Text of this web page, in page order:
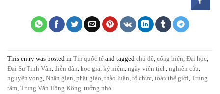
This entry was posted in Tin quốc tế and tagged chủ đề, cống hiến, Đại học,
Đại Sư Tinh Vân, diễn đàn, học giả, kỷ niệm, ngày viên tịch, nghiên cứu,
nguyện vọng, Nhân gian, phật giáo, thảo luận, tổ chức, toàn thế giới, Trung
tâm, Trung Văn Hồng Kông, tưởng nhớ.